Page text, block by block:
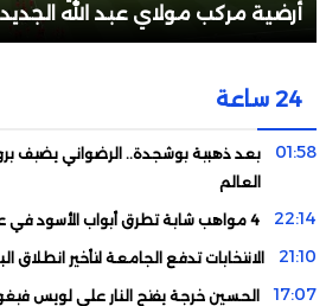
أرضية مركب مولاي عبد الله الجديد
24 ساعة
01:58
بعد ذهبية بوشجدة.. الرضواني يضيف
العالم
22:14 4 مواهب شابة تطرق أبواب الأسود في عهد وهبي
21:10 الانتخابات تدفع الجامعة لتأخير انطلاق
17:07 الحسين خرجة يفتح النار على لويس